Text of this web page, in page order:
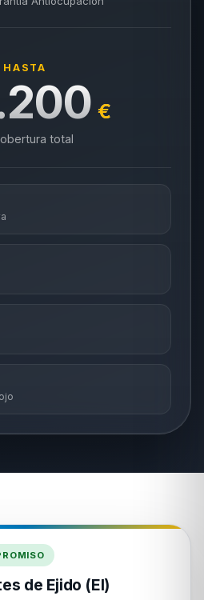
HASTA
€
total
de Ejido (El)